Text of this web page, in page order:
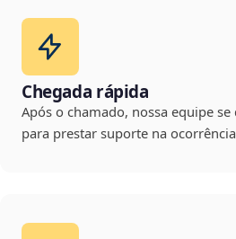
Chegada rápida
Após o chamado, nossa equipe
para prestar suporte na